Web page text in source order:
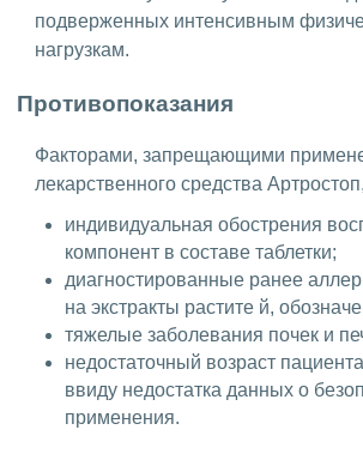
подверженных интенсивным
нагрузкам.
Противопоказания
Факторами, запрещающими
лекарственного средства
индивидуальная обострения
компонент в составе таблетки;
диагностированные ранее
на экстракты растите й,
тяжелые заболевания почек и
недостаточный возраст
ввиду недостатка данных о
применения.